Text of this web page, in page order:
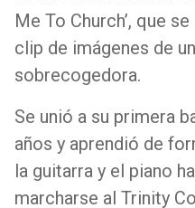
Me To Church’, que
clip de imágenes de
sobrecogedora.
Se unió a su primera
años y aprendió de
la guitarra y el piano
marcharse al Trinity